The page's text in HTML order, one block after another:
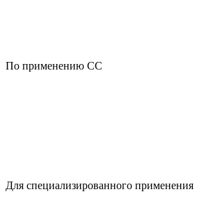
По применению CC
Для специализированного применения